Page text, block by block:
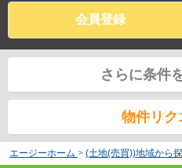
会員登録
さらに条件
物件リク
エージーホーム > (土地(売買))地域から